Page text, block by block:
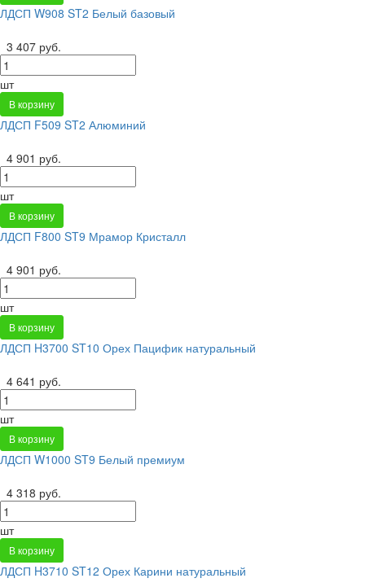
ЛДСП W908 ST2 Белый базовый
3 407 руб.
шт
В корзину
ЛДСП F509 ST2 Алюминий
4 901 руб.
шт
В корзину
ЛДСП F800 ST9 Мрамор Кристалл
4 901 руб.
шт
В корзину
ЛДСП H3700 ST10 Орех Пацифик натуральный
4 641 руб.
шт
В корзину
ЛДСП W1000 ST9 Белый премиум
4 318 руб.
шт
В корзину
ЛДСП H3710 ST12 Орех Карини натуральный